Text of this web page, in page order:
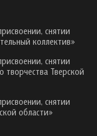
снятии
коллектив»
снятии
творчества Тверской
снятии
области»